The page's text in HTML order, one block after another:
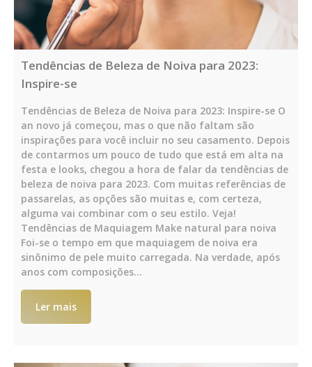
Tendências de Beleza de Noiva para 2023:
Inspire-se
Tendências de Beleza de Noiva para 2023: Inspire-se O
an novo já começou, mas o que não faltam são
inspirações para você incluir no seu casamento. Depois
de contarmos um pouco de tudo que está em alta na
festa e looks, chegou a hora de falar da tendências de
beleza de noiva para 2023. Com muitas referências de
passarelas, as opções são muitas e, com certeza,
alguma vai combinar com o seu estilo. Veja!
Tendências de Maquiagem Make natural para noiva
Foi-se o tempo em que maquiagem de noiva era
sinônimo de pele muito carregada. Na verdade, após
anos com composições…
Ler mais